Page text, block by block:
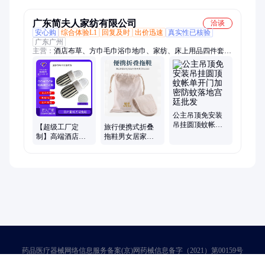
广东简夫人家纺有限公司
洽谈
安心购
综合体验L1 回复及时 出价迅速
真实性已核验
广东广州
主营： 酒店布草、方巾毛巾浴巾地巾、家纺、床上用品四件套、
毛毯、酒店用品、床尾巾、酒店床上用品四件套、医院床上用品
三件套、学校宿舍床上用品三件套、被芯
【超级工厂定
制】高端酒店一
旅行便携式折叠
拖鞋男女居家包
公主吊顶免安装
吊挂圆顶蚊帐单
药品医疗器械网络信息服务备案(京)网药械信息备字（2021）第00159号